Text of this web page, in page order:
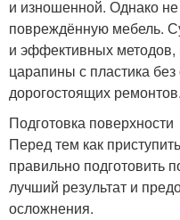
и изношенной. Однако
повреждённую мебель.
и эффективных методов,
царапины с пластика
дорогостоящих ремонтов.
Подготовка поверхности
Перед тем как
правильно подготовить
лучший результат и
осложнения.